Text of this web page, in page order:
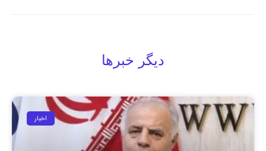
دیگر خبرها
اخبار